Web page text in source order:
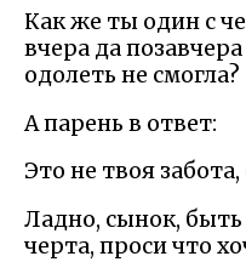
Как же ты один с
вчера да
одолеть не смогла?
А парень в ответ:
Это не твоя
Ладно, сынок,
черта, проси что